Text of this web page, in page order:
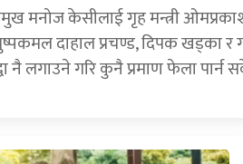
मनोज केसीलाई गृह मन्त्री
दाहाल प्रचण्ड, दिपक खड्का
नै लगाउने गरि कुनै प्रमाण फेला पार्न